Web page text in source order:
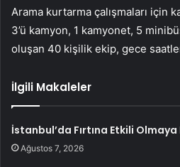
Arama kurtarma çalışmaları için
3’ü kamyon, 1 kamyonet, 5
oluşan 40 kişilik ekip, gece
İlgili Makaleler
İstanbul’da Fırtına Etkili Olmaya
Ağustos 7, 2026